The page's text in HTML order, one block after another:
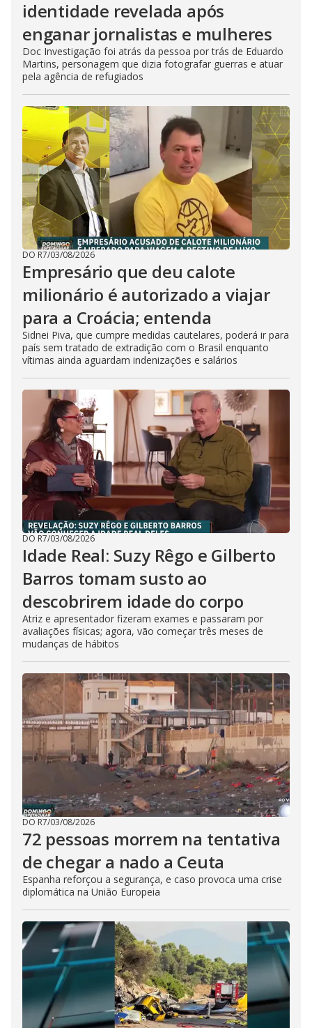
identidade revelada após
enganar jornalistas e mulheres
Doc Investigação foi atrás da pessoa por trás de Eduardo
Martins, personagem que dizia fotografar guerras e atuar
pela agência de refugiados
DO R7/03/08/2026
Empresário que deu calote
milionário é autorizado a viajar
para a Croácia; entenda
Sidnei Piva, que cumpre medidas cautelares, poderá ir para
país sem tratado de extradição com o Brasil enquanto
vítimas ainda aguardam indenizações e salários
DO R7/03/08/2026
Idade Real: Suzy Rêgo e Gilberto
Barros tomam susto ao
descobrirem idade do corpo
Atriz e apresentador fizeram exames e passaram por
avaliações físicas; agora, vão começar três meses de
mudanças de hábitos
DO R7/03/08/2026
72 pessoas morrem na tentativa
de chegar a nado a Ceuta
Espanha reforçou a segurança, e caso provoca uma crise
diplomática na União Europeia